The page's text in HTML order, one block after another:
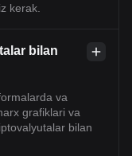
kerak.
bilan
va
grafiklari va
bilan